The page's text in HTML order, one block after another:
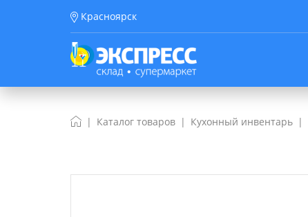
Красноярск
Каталог товаров Кухонный инвентарь